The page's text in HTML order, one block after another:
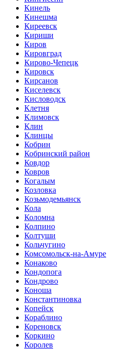
Кинель
Кинешма
Киреевск
Кириши
Киров
Кировград
Кирово-Чепецк
Кировск
Кирсанов
Киселевск
Кисловодск
Клетня
Климовск
Клин
Клинцы
Кобрин
Кобринский район
Ковдор
Ковров
Когалым
Козловка
Козьмодемьянск
Кола
Коломна
Колпино
Колтуши
Кольчугино
Комсомольск-на-Амуре
Конаково
Кондопога
Кондрово
Коноша
Константиновка
Копейск
Кораблино
Кореновск
Коркино
Королев